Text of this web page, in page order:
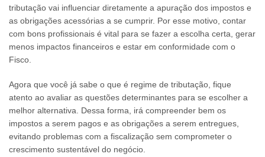
tributação vai influenciar diretamente a apuração dos impostos e
as obrigações acessórias a se cumprir. Por esse motivo, contar
com bons profissionais é vital para se fazer a escolha certa, gerar
menos impactos financeiros e estar em conformidade com o
Fisco.
Agora que você já sabe o que é regime de tributação, fique
atento ao avaliar as questões determinantes para se escolher a
melhor alternativa. Dessa forma, irá compreender bem os
impostos a serem pagos e as obrigações a serem entregues,
evitando problemas com a fiscalização sem comprometer o
crescimento sustentável do negócio.